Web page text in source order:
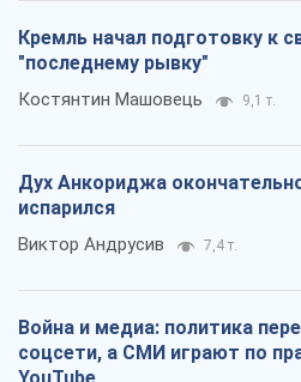
Кремль начал подготовку к
"последнему рывку"
Костянтин Машовець 9,1 т.
Дух Анкориджа
испарился
Виктор Андрусив 7,4 т.
Война и медиа: политика
соцсети, а СМИ играют по